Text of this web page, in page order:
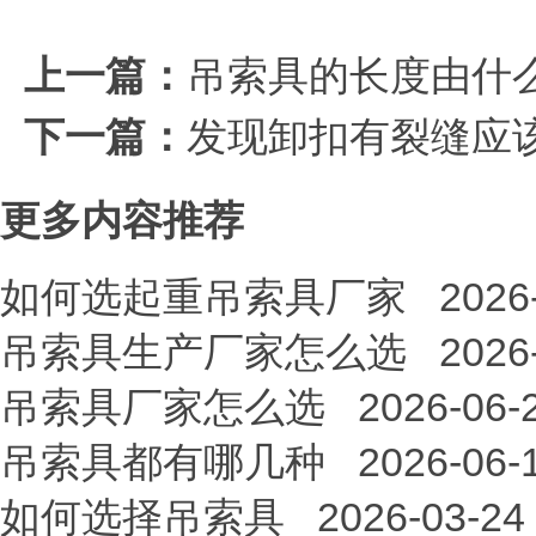
上一篇： 吊索具的长度由什
下一篇： 发现卸扣有裂缝应
更多内容推荐
如何选起重吊索具厂家
吊索具生产厂家怎么选
吊索具厂家怎么选
2026-06-
吊索具都有哪几种
2026-06-
如何选择吊索具
2026-03-24